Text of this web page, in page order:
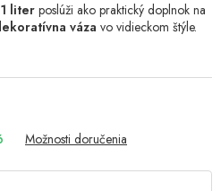
Možnosti doručenia
liter poslúži ako praktický doplnok na
váza vo vidieckom štýle.